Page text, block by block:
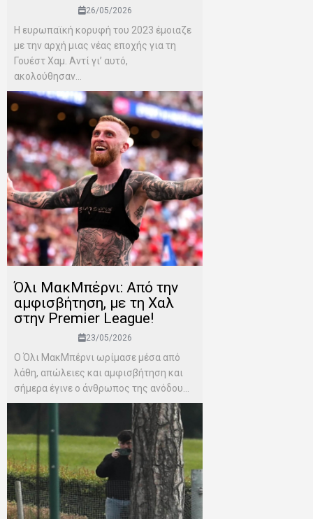
26/05/2026
Η ευρωπαϊκή κορυφή του 2023 έμοιαζε
με την αρχή μιας νέας εποχής για τη
Γουέστ Χαμ. Αντί γι’ αυτό,
ακολούθησαν...
Όλι ΜακΜπέρνι: Aπό την
αμφισβήτηση, με τη Χαλ
στην Premier League!
23/05/2026
Ο Όλι ΜακΜπέρνι ωρίμασε μέσα από
λάθη, απώλειες και αμφισβήτηση και
σήμερα έγινε ο άνθρωπος της ανόδου...